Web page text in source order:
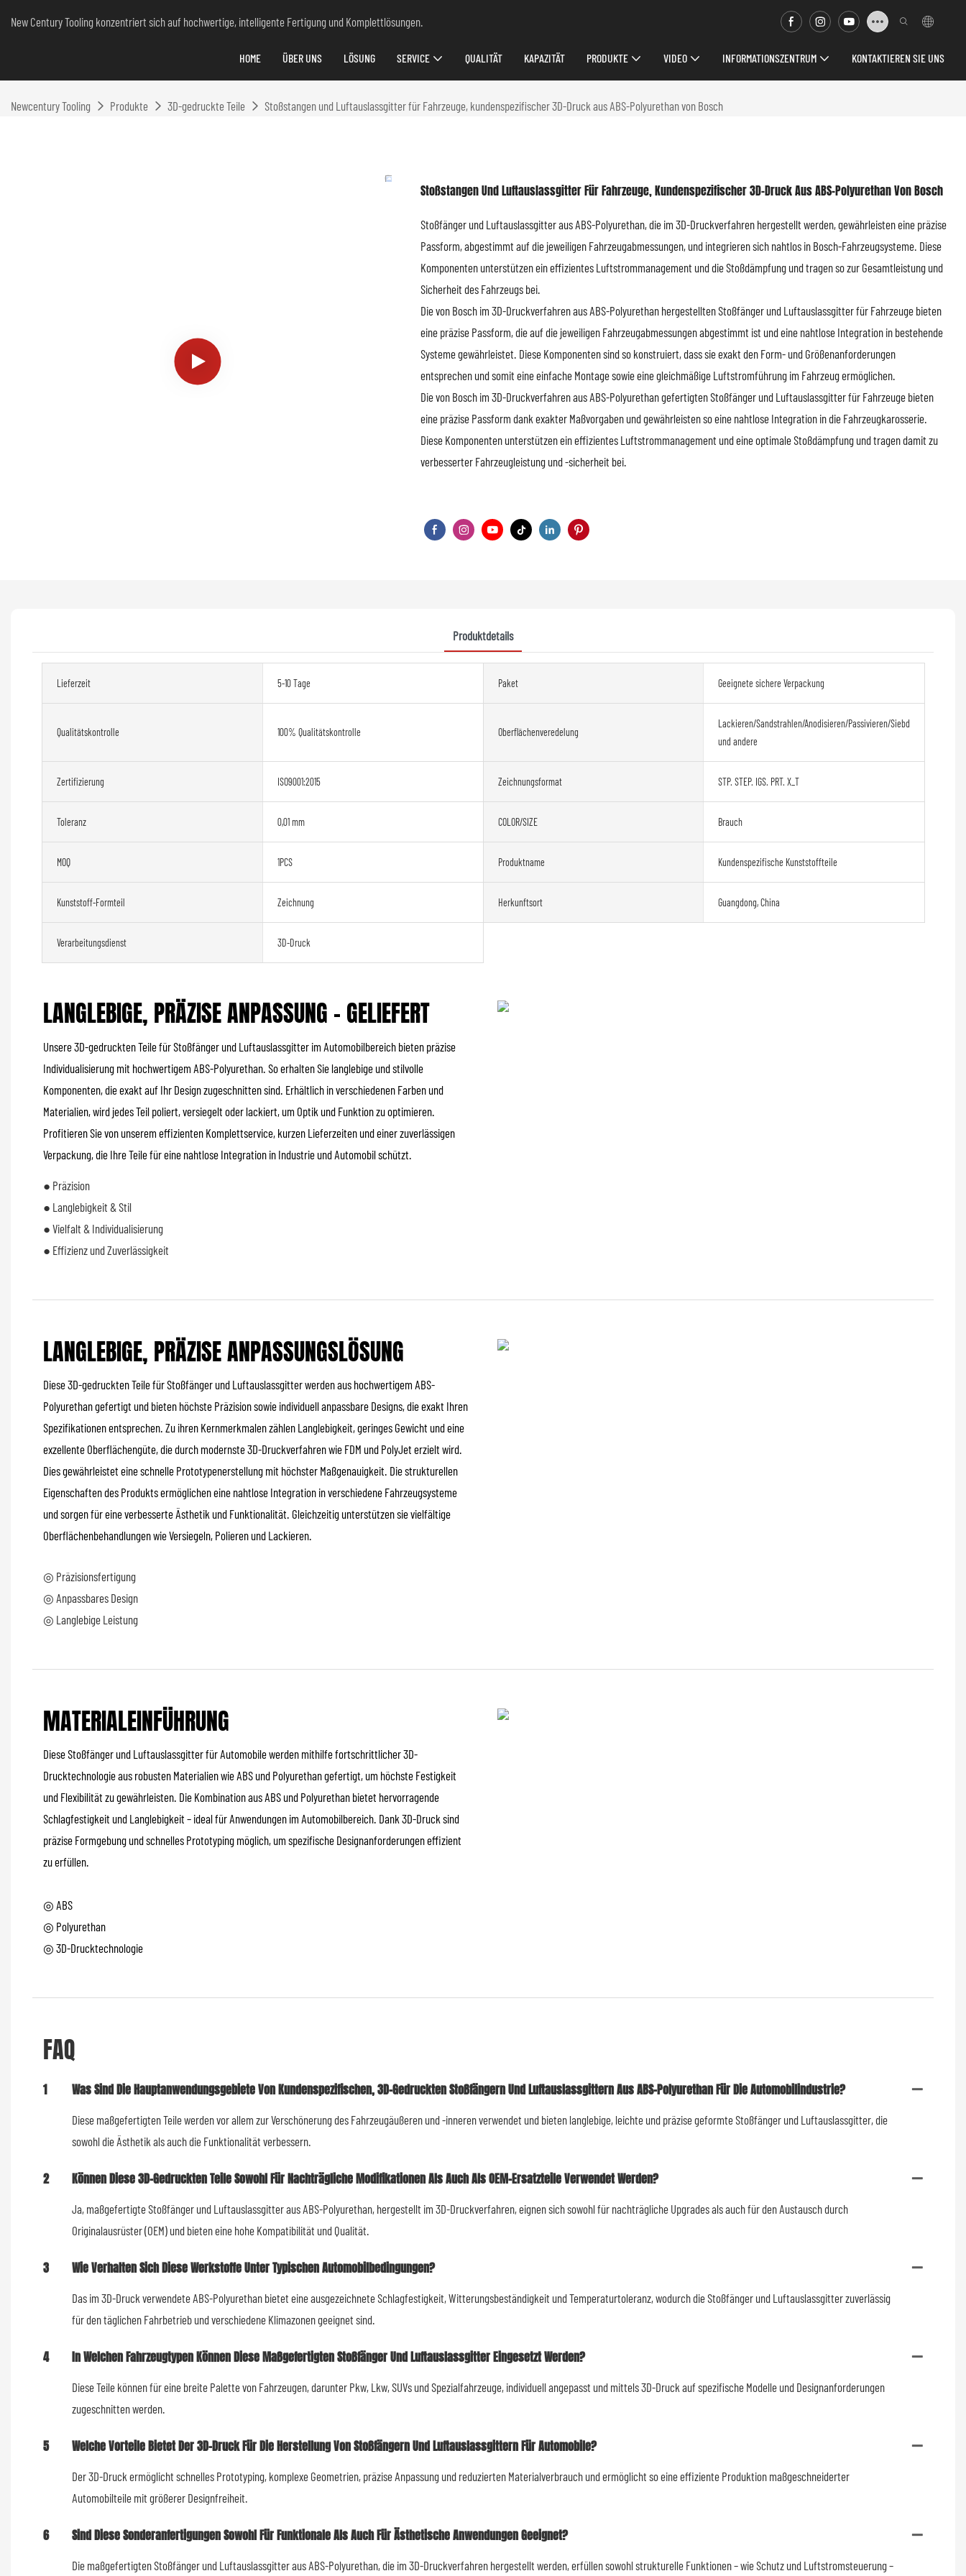
New Century Tooling konzentriert sich auf hochwertige, intelligente Fertigung und Komplettlösungen.
HOME ÜBER UNS LÖSUNG SERVICE QUALITÄT KAPAZITÄT PRODUKTE VIDEO INFORMATIONSZENTRUM KONTAKTIEREN SIE UNS
Newcentury Tooling Produkte 3D-gedruckte Teile Stoßstangen und Luftauslassgitter für Fahrzeuge, kundenspezifischer 3D-Druck aus ABS-Polyurethan von Bosch
Stoßstangen Und Luftauslassgitter Für Fahrzeuge, Kundenspezifischer 3D-Druck Aus ABS-Polyurethan Von Bosch
Stoßfänger und Luftauslassgitter aus ABS-Polyurethan, die im 3D-Druckverfahren hergestellt werden, gewährleisten eine präzise
Passform, abgestimmt auf die jeweiligen Fahrzeugabmessungen, und integrieren sich nahtlos in Bosch-Fahrzeugsysteme. Diese
Komponenten unterstützen ein effizientes Luftstrommanagement und die Stoßdämpfung und tragen so zur Gesamtleistung und
Sicherheit des Fahrzeugs bei.
Die von Bosch im 3D-Druckverfahren aus ABS-Polyurethan hergestellten Stoßfänger und Luftauslassgitter für Fahrzeuge bieten
eine präzise Passform, die auf die jeweiligen Fahrzeugabmessungen abgestimmt ist und eine nahtlose Integration in bestehende
Systeme gewährleistet. Diese Komponenten sind so konstruiert, dass sie exakt den Form- und Größenanforderungen
entsprechen und somit eine einfache Montage sowie eine gleichmäßige Luftstromführung im Fahrzeug ermöglichen.
Die von Bosch im 3D-Druckverfahren aus ABS-Polyurethan gefertigten Stoßfänger und Luftauslassgitter für Fahrzeuge bieten
eine präzise Passform dank exakter Maßvorgaben und gewährleisten so eine nahtlose Integration in die Fahrzeugkarosserie.
Diese Komponenten unterstützen ein effizientes Luftstrommanagement und eine optimale Stoßdämpfung und tragen damit zu
verbesserter Fahrzeugleistung und -sicherheit bei.
Produktdetails
Lieferzeit 5-10 Tage Paket Geeignete sichere Verpackung
Qualitätskontrolle 100% Qualitätskontrolle Oberflächenveredelung
Lackieren/Sandstrahlen/Anodisieren/Passivieren/Siebdruck
und andere
Zertifizierung ISO9001:2015 Zeichnungsformat STP. STEP. IGS. PRT. X_T
Toleranz 0,01 mm COLOR/SIZE Brauch
MOQ 1PCS Produktname Kundenspezifische Kunststoffteile
Kunststoff-Formteil Zeichnung Herkunftsort Guangdong, China
Verarbeitungsdienst 3D-Druck
LANGLEBIGE, PRÄZISE ANPASSUNG – GELIEFERT
Unsere 3D-gedruckten Teile für Stoßfänger und Luftauslassgitter im Automobilbereich bieten präzise
Individualisierung mit hochwertigem ABS-Polyurethan. So erhalten Sie langlebige und stilvolle
Komponenten, die exakt auf Ihr Design zugeschnitten sind. Erhältlich in verschiedenen Farben und
Materialien, wird jedes Teil poliert, versiegelt oder lackiert, um Optik und Funktion zu optimieren.
Profitieren Sie von unserem effizienten Komplettservice, kurzen Lieferzeiten und einer zuverlässigen
Verpackung, die Ihre Teile für eine nahtlose Integration in Industrie und Automobil schützt.
● Präzision
● Langlebigkeit & Stil
● Vielfalt & Individualisierung
● Effizienz und Zuverlässigkeit
LANGLEBIGE, PRÄZISE ANPASSUNGSLÖSUNG
Diese 3D-gedruckten Teile für Stoßfänger und Luftauslassgitter werden aus hochwertigem ABS-
Polyurethan gefertigt und bieten höchste Präzision sowie individuell anpassbare Designs, die exakt Ihren
Spezifikationen entsprechen. Zu ihren Kernmerkmalen zählen Langlebigkeit, geringes Gewicht und eine
exzellente Oberflächengüte, die durch modernste 3D-Druckverfahren wie FDM und PolyJet erzielt wird.
Dies gewährleistet eine schnelle Prototypenerstellung mit höchster Maßgenauigkeit. Die strukturellen
Eigenschaften des Produkts ermöglichen eine nahtlose Integration in verschiedene Fahrzeugsysteme
und sorgen für eine verbesserte Ästhetik und Funktionalität. Gleichzeitig unterstützen sie vielfältige
Oberflächenbehandlungen wie Versiegeln, Polieren und Lackieren.
◎ Präzisionsfertigung
◎ Anpassbares Design
◎ Langlebige Leistung
MATERIALEINFÜHRUNG
Diese Stoßfänger und Luftauslassgitter für Automobile werden mithilfe fortschrittlicher 3D-
Drucktechnologie aus robusten Materialien wie ABS und Polyurethan gefertigt, um höchste Festigkeit
und Flexibilität zu gewährleisten. Die Kombination aus ABS und Polyurethan bietet hervorragende
Schlagfestigkeit und Langlebigkeit – ideal für Anwendungen im Automobilbereich. Dank 3D-Druck sind
präzise Formgebung und schnelles Prototyping möglich, um spezifische Designanforderungen effizient
zu erfüllen.
◎ ABS
◎ Polyurethan
◎ 3D-Drucktechnologie
FAQ
1 Was Sind Die Hauptanwendungsgebiete Von Kundenspezifischen, 3D-Gedruckten Stoßfängern Und Luftauslassgittern Aus ABS-Polyurethan Für Die Automobilindustrie?
Diese maßgefertigten Teile werden vor allem zur Verschönerung des Fahrzeugäußeren und -inneren verwendet und bieten langlebige, leichte und präzise geformte Stoßfänger und Luftauslassgitter, die
sowohl die Ästhetik als auch die Funktionalität verbessern.
2 Können Diese 3D-Gedruckten Teile Sowohl Für Nachträgliche Modifikationen Als Auch Als OEM-Ersatzteile Verwendet Werden?
Ja, maßgefertigte Stoßfänger und Luftauslassgitter aus ABS-Polyurethan, hergestellt im 3D-Druckverfahren, eignen sich sowohl für nachträgliche Upgrades als auch für den Austausch durch
Originalausrüster (OEM) und bieten eine hohe Kompatibilität und Qualität.
3 Wie Verhalten Sich Diese Werkstoffe Unter Typischen Automobilbedingungen?
Das im 3D-Druck verwendete ABS-Polyurethan bietet eine ausgezeichnete Schlagfestigkeit, Witterungsbeständigkeit und Temperaturtoleranz, wodurch die Stoßfänger und Luftauslassgitter zuverlässig
für den täglichen Fahrbetrieb und verschiedene Klimazonen geeignet sind.
4 In Welchen Fahrzeugtypen Können Diese Maßgefertigten Stoßfänger Und Luftauslassgitter Eingesetzt Werden?
Diese Teile können für eine breite Palette von Fahrzeugen, darunter Pkw, Lkw, SUVs und Spezialfahrzeuge, individuell angepasst und mittels 3D-Druck auf spezifische Modelle und Designanforderungen
zugeschnitten werden.
5 Welche Vorteile Bietet Der 3D-Druck Für Die Herstellung Von Stoßfängern Und Luftauslassgittern Für Automobile?
Der 3D-Druck ermöglicht schnelles Prototyping, komplexe Geometrien, präzise Anpassung und reduzierten Materialverbrauch und ermöglicht so eine effiziente Produktion maßgeschneiderter
Automobilteile mit größerer Designfreiheit.
6 Sind Diese Sonderanfertigungen Sowohl Für Funktionale Als Auch Für Ästhetische Anwendungen Geeignet?
Die maßgefertigten Stoßfänger und Luftauslassgitter aus ABS-Polyurethan, die im 3D-Druckverfahren hergestellt werden, erfüllen sowohl strukturelle Funktionen – wie Schutz und Luftstromsteuerung –